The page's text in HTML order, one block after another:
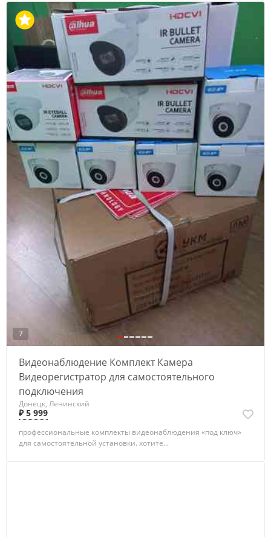
7
Видеонаблюдение Комплект Камера
Видеорегистратор для самостоятельного
подключения
Донецк, Ленинский
₽ 5 999
профессиональные комплекты видеонаблюдения «под ключ»
для самостоятельной установки. хотите...